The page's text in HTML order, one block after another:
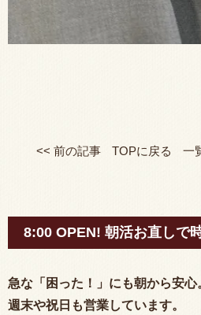
<< 前の記事 TOPに戻る 一
8:00 OPEN! 朝活お直しで
急な「困った！」にも朝から安心
週末や祝日も営業しています。